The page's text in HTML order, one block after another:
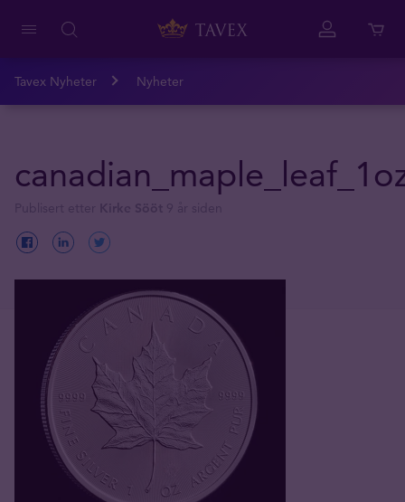
Tavex Nyheter Nyheter